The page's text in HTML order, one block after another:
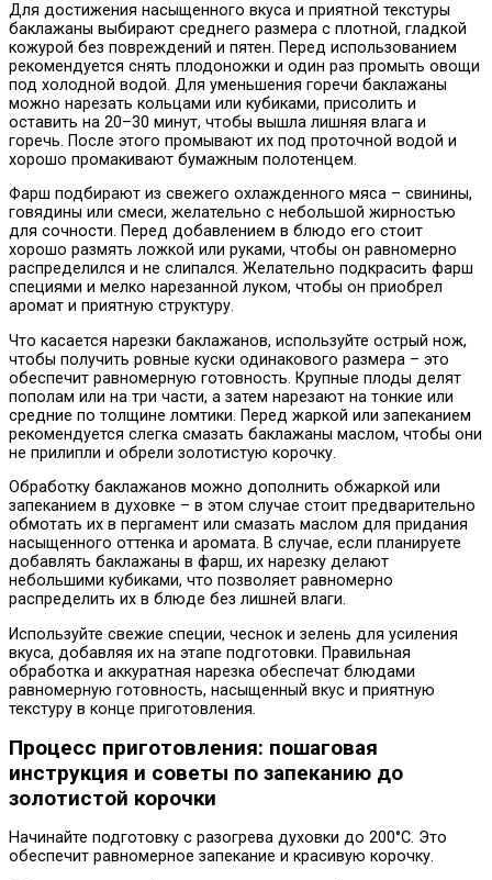
Для достижения насыщенного вкуса и приятной текстуры
баклажаны выбирают среднего размера с плотной, гладкой
кожурой без повреждений и пятен. Перед использованием
рекомендуется снять плодоножки и один раз промыть овощи
под холодной водой. Для уменьшения горечи баклажаны
можно нарезать кольцами или кубиками, присолить и
оставить на 20–30 минут, чтобы вышла лишняя влага и
горечь. После этого промывают их под проточной водой и
хорошо промакивают бумажным полотенцем.
Фарш подбирают из свежего охлажденного мяса – свинины,
говядины или смеси, желательно с небольшой жирностью
для сочности. Перед добавлением в блюдо его стоит
хорошо размять ложкой или руками, чтобы он равномерно
распределился и не слипался. Желательно подкрасить фарш
специями и мелко нарезанной луком, чтобы он приобрел
аромат и приятную структуру.
Что касается нарезки баклажанов, используйте острый нож,
чтобы получить ровные куски одинакового размера – это
обеспечит равномерную готовность. Крупные плоды делят
пополам или на три части, а затем нарезают на тонкие или
средние по толщине ломтики. Перед жаркой или запеканием
рекомендуется слегка смазать баклажаны маслом, чтобы они
не прилипли и обрели золотистую корочку.
Обработку баклажанов можно дополнить обжаркой или
запеканием в духовке – в этом случае стоит предварительно
обмотать их в пергамент или смазать маслом для придания
насыщенного оттенка и аромата. В случае, если планируете
добавлять баклажаны в фарш, их нарезку делают
небольшими кубиками, что позволяет равномерно
распределить их в блюде без лишней влаги.
Используйте свежие специи, чеснок и зелень для усиления
вкуса, добавляя их на этапе подготовки. Правильная
обработка и аккуратная нарезка обеспечат блюдами
равномерную готовность, насыщенный вкус и приятную
текстуру в конце приготовления.
Процесс приготовления: пошаговая
инструкция и советы по запеканию до
золотистой корочки
Начинайте подготовку с разогрева духовки до 200°C. Это
обеспечит равномерное запекание и красивую корочку.